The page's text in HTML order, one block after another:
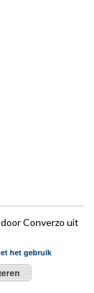
Converzo uit
het gebruik